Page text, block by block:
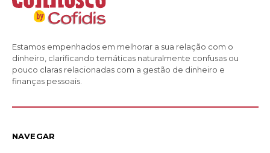
Estamos empenhados em melhorar a sua relação com o
dinheiro, clarificando temáticas naturalmente confusas ou
pouco claras relacionadas com a gestão de dinheiro e
finanças pessoais.
NAVEGAR